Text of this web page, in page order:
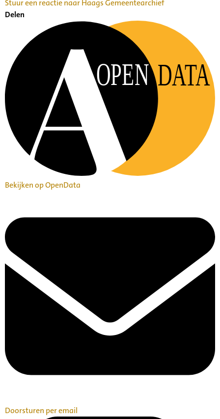
Stuur een reactie naar Haags Gemeentearchief
Delen
OPEN DATA
Bekijken op OpenData
Doorsturen per email